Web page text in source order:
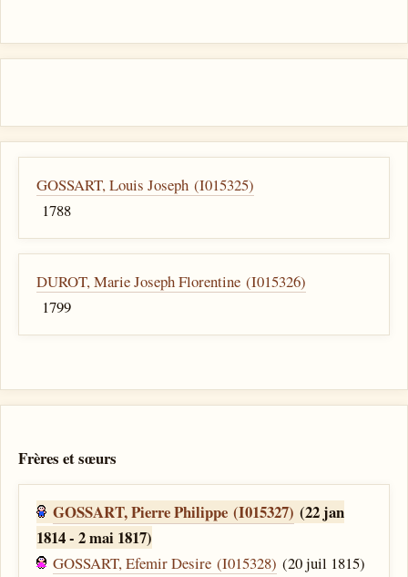
GOSSART, Louis Joseph (I015325)
1788
DUROT, Marie Joseph Florentine (I015326)
1799
Frères et sœurs
GOSSART, Pierre Philippe (I015327) (22 jan
1814 - 2 mai 1817)
GOSSART, Efemir Desire (I015328) (20 juil 1815)